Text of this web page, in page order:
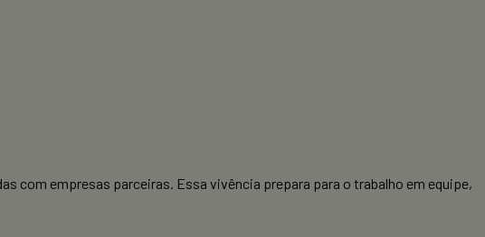
com empresas parceiras. Essa vivência prepara para o trabalho em equipe,